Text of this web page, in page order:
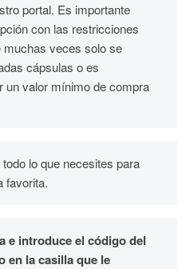
portal. Es importante
con las restricciones
muchas veces solo se
cápsulas o es
un valor mínimo de compra
lo que necesites para
favorita.
e introduce el código del
en la casilla que le